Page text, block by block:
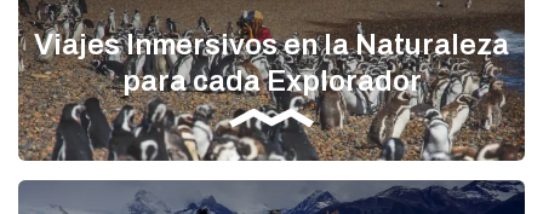
Viajes Inmersivos en la Naturaleza
para cada Explorador